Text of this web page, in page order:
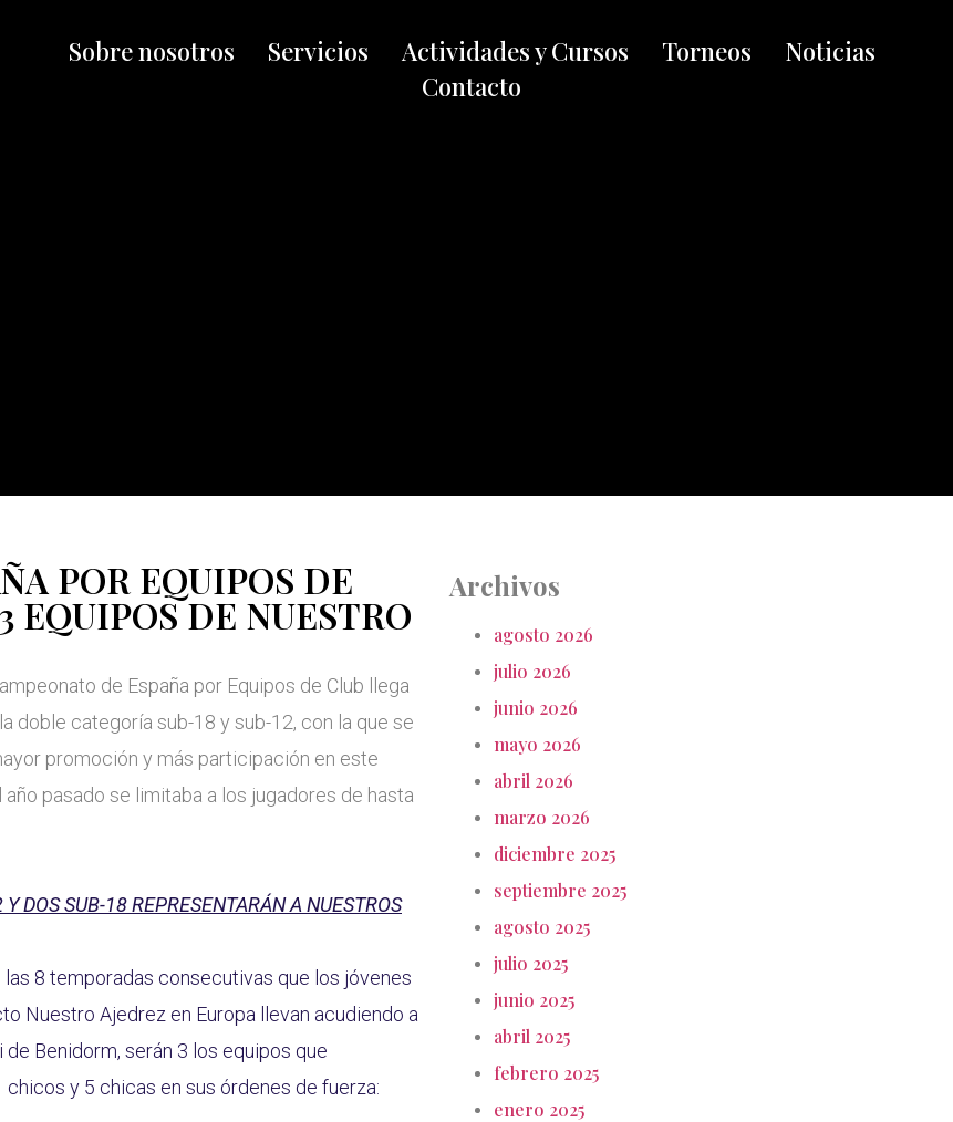
Sobre nosotros Servicios Actividades y Cursos Torneos
Noticias
Contacto
POR EQUIPOS DE
EQUIPOS DE NUESTRO
de España por Equipos de Club llega
doble categoría sub-18 y sub-12, con la que se
promoción y más participación en este
pasado se limitaba a los jugadores de hasta
DOS SUB-18 REPRESENTARÁN A NUESTROS
8 temporadas consecutivas que los jóvenes
Nuestro Ajedrez en Europa llevan acudiendo a
de Benidorm, serán 3 los equipos que
y 5 chicas en sus órdenes de fuerza:
Archivos
agosto 2026
julio 2026
junio 2026
mayo 2026
abril 2026
marzo 2026
diciembre 2025
septiembre 2025
agosto 2025
julio 2025
junio 2025
abril 2025
febrero 2025
enero 2025